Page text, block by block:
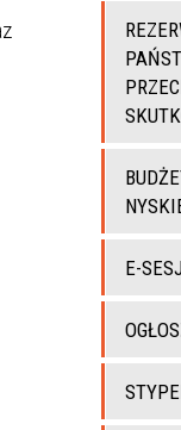
E-